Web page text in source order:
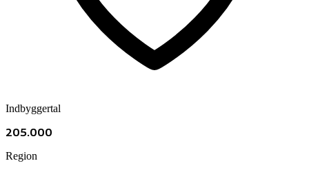
Indbyggertal
205.000
Region